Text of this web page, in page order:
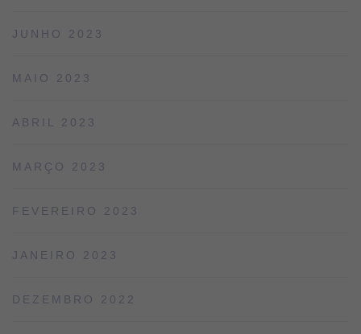
JUNHO 2023
MAIO 2023
ABRIL 2023
MARÇO 2023
FEVEREIRO 2023
JANEIRO 2023
DEZEMBRO 2022